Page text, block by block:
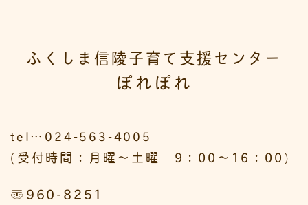
ふくしま信陵子育て支援センター
ぽれぽれ
tel…024-563-4005
(受付時間：月曜～土曜 9：00～16：00)
〒960-8251